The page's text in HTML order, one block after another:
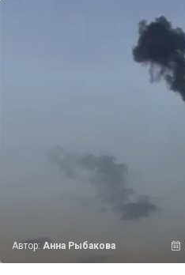
Автор: Анна Рыбакова